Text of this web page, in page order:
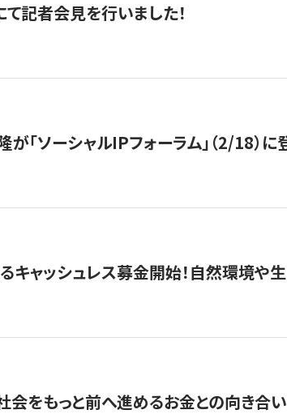
記者会見を行いました！
「ソーシャルIPフォーラム」（2/18）に
キャッシュレス募金開始！自然環境や
会をもっと前へ進めるお金との向き合